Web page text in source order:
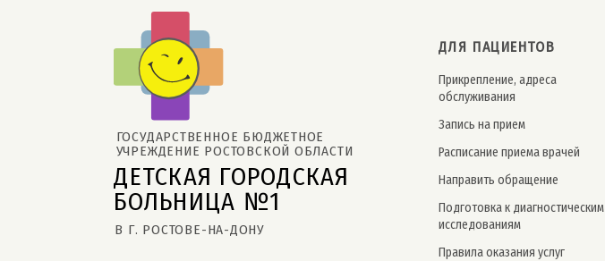
ДЕТСКАЯ ГОРОДСКАЯ
БОЛЬНИЦА №1
В Г. РОСТОВЕ-НА-ДОНУ
ГОСУДАРСТВЕННОЕ БЮДЖЕТНОЕ
УЧРЕЖДЕНИЕ РОСТОВСКОЙ ОБЛАСТИ
ДЛЯ ПАЦИЕНТОВ
Прикрепление, адреса
обслуживания
Запись на прием
Расписание приема врачей
Направить обращение
Подготовка к диагностическим
исследованиям
Правила оказания услуг